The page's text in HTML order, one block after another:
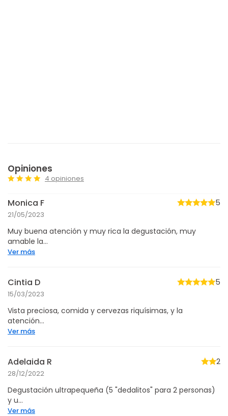
Opiniones
4 opiniones
Monica F
21/05/2023
5
Muy buena atención y muy rica la degustación, muy
amable la...
Ver más
Cintia D
15/03/2023
5
Vista preciosa, comida y cervezas riquísimas, y la
atención...
Ver más
Adelaida R
28/12/2022
2
Degustación ultrapequeña (5 "dedalitos" para 2 personas)
y u...
Ver más